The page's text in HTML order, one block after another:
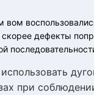
вом
дефекты
при